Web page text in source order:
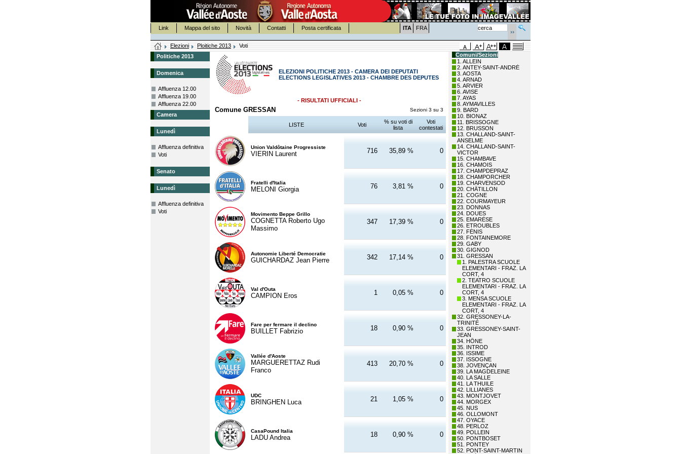
Link Mappa del sito Novità Contatti Posta certificata ITA FRA
Elezioni Ploitiche 2013
Voti
Politiche 2013
Domenica
Affluenza 12.00
Affluenza 19.00
Affluenza 22.00
Camera
Lunedì
Affluenza definitiva
Voti
Senato
Lunedì
Affluenza definitiva
Voti
ELEZIONI POLITICHE 2013 - CAMERA DEI DEPUTATI
ELECTIONS LEGISLATIVES 2013 - CHAMBRE DES DEPUTES
- RISULTATI UFFICIALI -
Comune GRESSAN Sezioni 3 su 3
LISTE Voti
% su voti di
lista
Voti
contestati
Union Valdôtaine Progressiste
VIERIN Laurent 716 35,89 % 0
Fratelli d'Italia
MELONI Giorgia 76 3,81 % 0
Movimento Beppe Grillo
COGNETTA Roberto Ugo
Massimo
347 17,39 % 0
Autonomie Liberté Democratie
GUICHARDAZ Jean Pierre 342 17,14 % 0
Val d'Outa
CAMPION Eros 1 0,05 % 0
Fare per fermare il declino
BUILLET Fabrizio 18 0,90 % 0
Vallée d'Aoste
MARGUERETTAZ Rudi
Franco
413 20,70 % 0
UDC
BRINGHEN Luca 21 1,05 % 0
CasaPound Italia
LADU Andrea 18 0,90 % 0
Comuni/Sezioni
1. ALLEIN
2. ANTEY-SAINT-ANDRÉ
3. AOSTA
4. ARNAD
5. ARVIER
6. AVISE
7. AYAS
8. AYMAVILLES
9. BARD
10. BIONAZ
11. BRISSOGNE
12. BRUSSON
13. CHALLAND-SAINT-
ANSELME
14. CHALLAND-SAINT-
VICTOR
15. CHAMBAVE
16. CHAMOIS
17. CHAMPDEPRAZ
18. CHAMPORCHER
19. CHARVENSOD
20. CHÂTILLON
21. COGNE
22. COURMAYEUR
23. DONNAS
24. DOUES
25. EMARÈSE
26. ETROUBLES
27. FÉNIS
28. FONTAINEMORE
29. GABY
30. GIGNOD
31. GRESSAN
1. PALESTRA SCUOLE
ELEMENTARI - FRAZ. LA
CORT, 4
2. TEATRO SCUOLE
ELEMENTARI - FRAZ. LA
CORT, 4
3. MENSA SCUOLE
ELEMENTARI - FRAZ. LA
CORT, 4
32. GRESSONEY-LA-
TRINITÉ
33. GRESSONEY-SAINT-
JEAN
34. HÔNE
35. INTROD
36. ISSIME
37. ISSOGNE
38. JOVENÇAN
39. LA MAGDELEINE
40. LA SALLE
41. LA THUILE
42. LILLIANES
43. MONTJOVET
44. MORGEX
45. NUS
46. OLLOMONT
47. OYACE
48. PERLOZ
49. POLLEIN
50. PONTBOSET
51. PONTEY
52. PONT-SAINT-MARTIN